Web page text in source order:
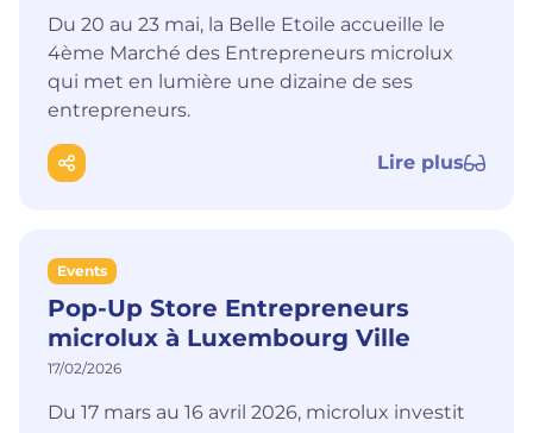
Du 20 au 23 mai, la Belle Etoile accueille le
4ème Marché des Entrepreneurs microlux
qui met en lumière une dizaine de ses
entrepreneurs.
Lire plus
Events
Pop-Up Store Entrepreneurs
microlux à Luxembourg Ville
17/02/2026
Du 17 mars au 16 avril 2026, microlux investit